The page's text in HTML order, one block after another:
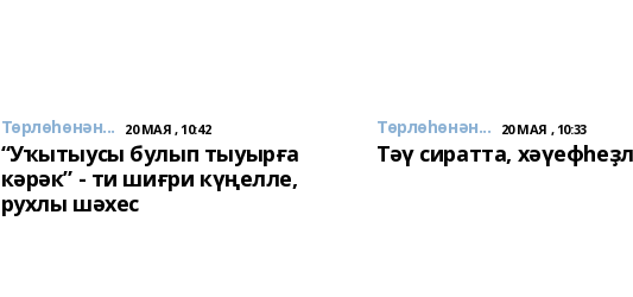
Төрлөһөнән... 20 МАЯ , 10:42
“Уҡытыусы булып тыуырға
кәрәк” - ти шиғри күңелле,
рухлы шәхес
Төрлөһөнән... 20 МАЯ , 10:33
Тәү сиратта,